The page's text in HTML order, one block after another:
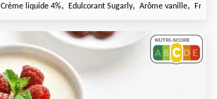
Crème liquide 4%, Edulcorant Sugarly, Arôme vanille, Fruit